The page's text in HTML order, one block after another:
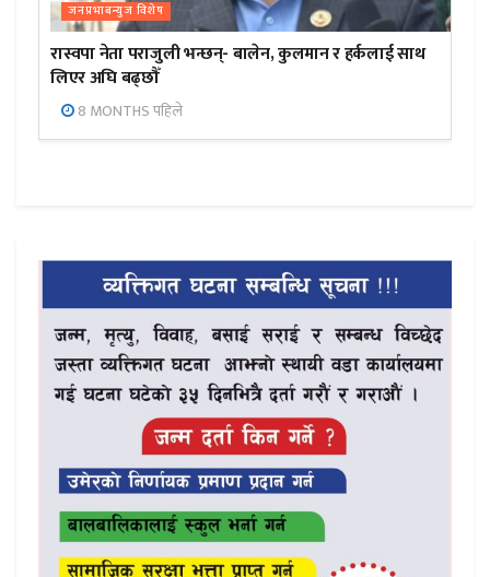
जनप्रभाबन्युज विशेष
रास्वपा नेता पराजुली भन्छन्- बालेन, कुलमान र हर्कलाई साथ
लिएर अघि बढ्छौँ
8 MONTHS पहिले